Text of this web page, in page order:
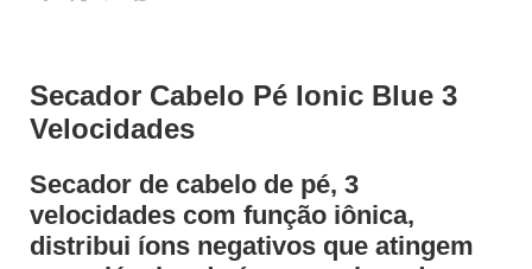
Secador Cabelo Pé Ionic Blue 3
Velocidades
Secador de cabelo de pé, 3
velocidades com função iônica,
distribui íons negativos que atingem